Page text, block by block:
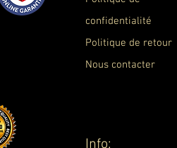
confidentialité
Politique de retour
Nous contacter
Info: